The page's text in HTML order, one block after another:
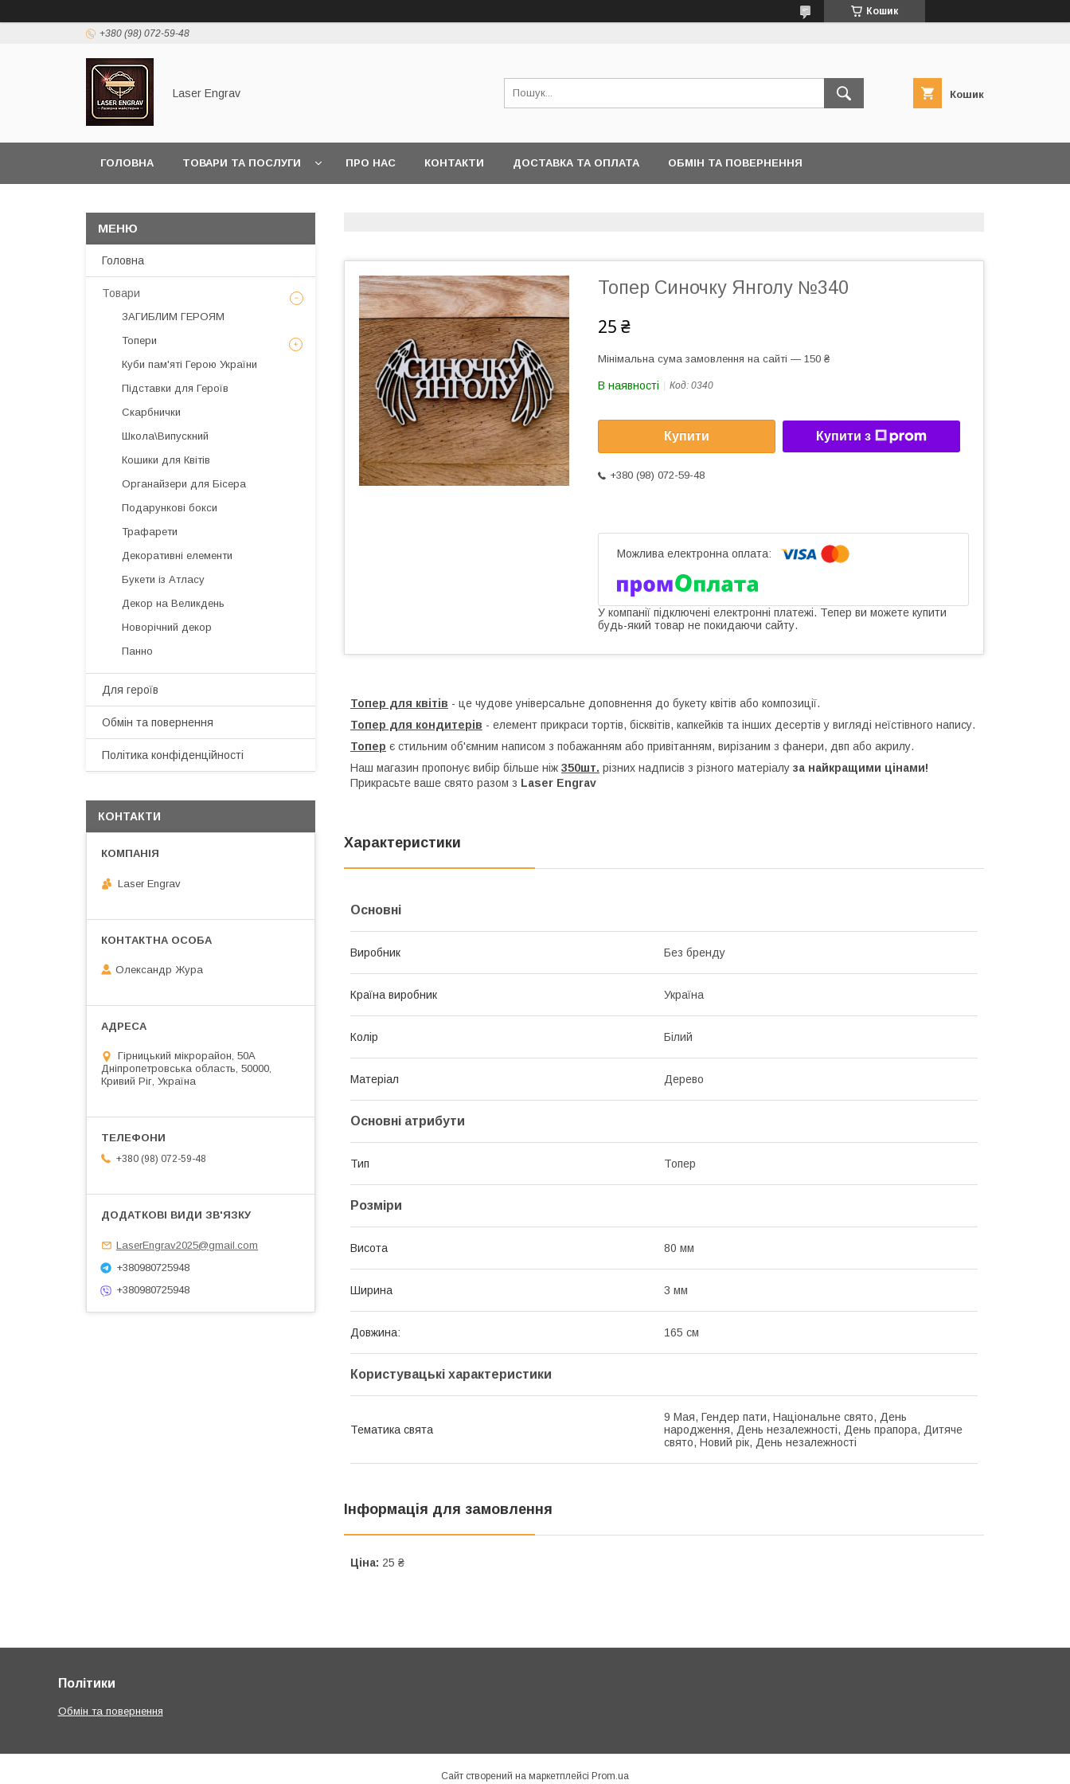
Кошик
+380 (98) 072-59-48
Laser Engrav Кошик
ГОЛОВНА ТОВАРИ ТА ПОСЛУГИ ПРО НАС КОНТАКТИ ДОСТАВКА ТА ОПЛАТА ОБМІН ТА ПОВЕРНЕННЯ
Топер Синочку Янголу №340
25 ₴
Мінімальна сума замовлення на сайті — 150 ₴
В наявності Код: 0340
Купити Купити з
+380 (98) 072-59-48
У компанії підключені електронні платежі. Тепер ви можете купити
будь-який товар не покидаючи сайту.
Топер для квітів - це чудове універсальне доповнення до букету квітів або композиції.
Топер для кондитерів - елемент прикраси тортів, бісквітів, капкейків та інших десертів у вигляді неїстівного напису.
Топер є стильним об'ємним написом з побажанням або привітанням, вирізаним з фанери, двп або акрилу.
Наш магазин пропонує вибір більше ніж 350шт. різних надписів з різного матеріалу за найкращими цінами!
Прикрасьте ваше свято разом з Laser Engrav
Характеристики
Основні
Виробник Без бренду
Країна виробник Україна
Колір Білий
Матеріал Дерево
Основні атрибути
Тип Топер
Розміри
Висота 80 мм
Ширина 3 мм
Довжина: 165 см
Користувацькі характеристики
Тематика свята
9 Мая, Гендер пати, Національне свято, День
народження, День незалежності, День прапора, Дитяче
свято, Новий рік, День незалежності
Інформація для замовлення
Ціна: 25 ₴
Головна
Товари
ЗАГИБЛИМ ГЕРОЯМ
Топери
Куби пам'яті Герою України
Підставки для Героїв
Скарбнички
Школа\Випускний
Кошики для Квітів
Органайзери для Бісера
Подарункові бокси
Трафарети
Декоративні елементи
Букети із Атласу
Декор на Великдень
Новорічний декор
Панно
Для героїв
Обмін та повернення
Політика конфіденційності
КОНТАКТИ
Laser Engrav
Олександр Жура
Гірницький мікрорайон, 50А
Дніпропетровська область, 50000,
Кривий Ріг, Україна
+380 (98) 072-59-48
LaserEngrav2025@gmail.com
+380980725948
+380980725948
Політики
Обмін та повернення
Сайт створений на маркетплейсі Prom.ua